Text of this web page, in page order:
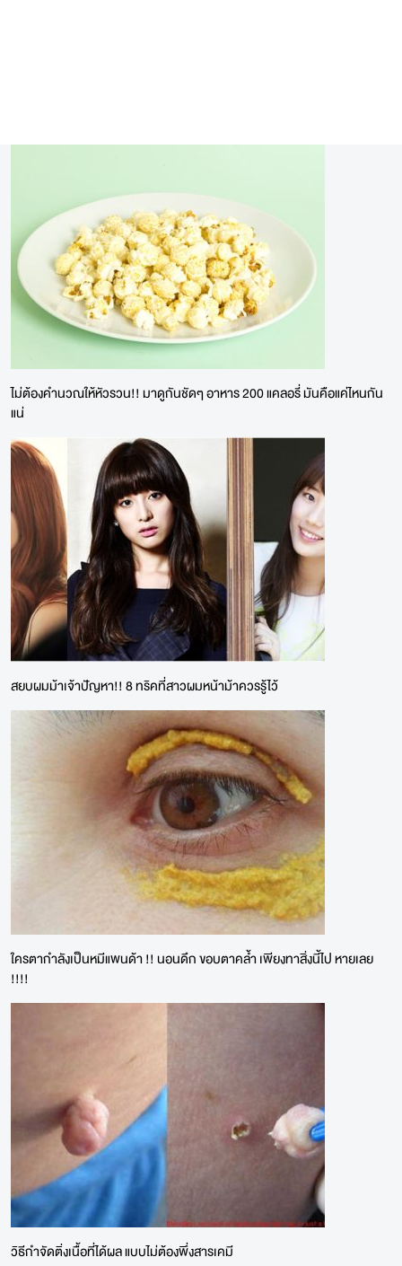
ไม่ต้องคำนวณให้หัวรวน!! มาดูกันชัดๆ อาหาร 200 แคลอรี่ มันคือแค่ไหนกัน
แน่
สยบผมม้าเจ้าปัญหา!! 8 ทริคที่สาวผมหน้าม้าควรรู้ไว้
ใครตากำลังเป็นหมีแพนด้า !! นอนดึก ขอบตาคล้ำ เพียงทาสิ่งนี้ไป หายเลย
!!!!
วิธีกำจัดติ่งเนื้อที่ได้ผล แบบไม่ต้องพึ่งสารเคมี